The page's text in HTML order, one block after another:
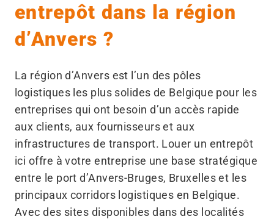
entrepôt dans la région
d’Anvers ?
La région d’Anvers est l’un des pôles
logistiques les plus solides de Belgique pour les
entreprises qui ont besoin d’un accès rapide
aux clients, aux fournisseurs et aux
infrastructures de transport. Louer un entrepôt
ici offre à votre entreprise une base stratégique
entre le port d’Anvers-Bruges, Bruxelles et les
principaux corridors logistiques en Belgique.
Avec des sites disponibles dans des localités